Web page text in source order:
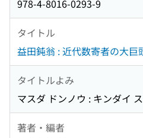
978-4-8016-0293-9
タイトル
益田鈍翁 : 近代数寄者の大巨
タイトルよみ
マスダ ドンノウ : キンダイ
著者・編者